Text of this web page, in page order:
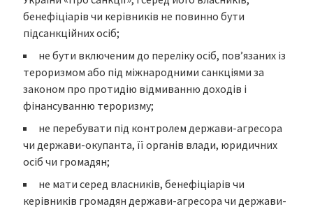
бенефіціарів чи керівників не повинно бути
підсанкційних осіб;
не бути включеним до переліку осіб, пов’язаних із
тероризмом або під міжнародними санкціями за
законом про протидію відмиванню доходів і
фінансуванню тероризму;
не перебувати під контролем держави-агресора
чи держави-окупанта, її органів влади, юридичних
осіб чи громадян;
не мати серед власників, бенефіціарів чи
керівників громадян держави-агресора чи держави-